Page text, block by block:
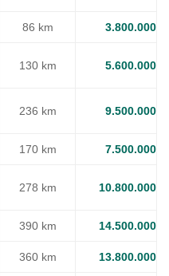
86 km 3.800.000
130 km 5.600.000
236 km 9.500.000
170 km 7.500.000
278 km 10.800.000
390 km 14.500.000
360 km 13.800.000